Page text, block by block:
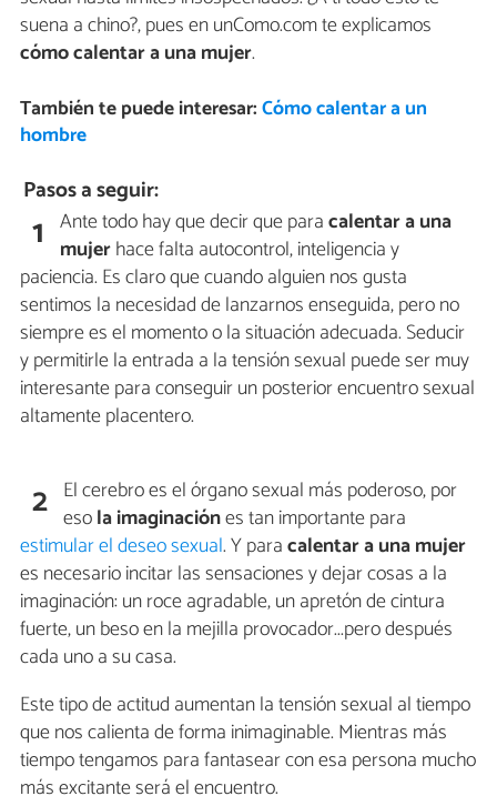
suena a chino?, pues en unComo.com te explicamos
cómo calentar a una mujer.
También te puede interesar:Cómo calentar a un
hombre
Pasos a seguir:
1 Ante todo hay que decir que paracalentar a una
mujerhace falta autocontrol, inteligencia y
paciencia. Es claro que cuando alguien nos gusta
sentimos la necesidad de lanzarnos enseguida, pero no
siempre es el momento o la situación adecuada. Seducir
y permitirle la entrada a la tensión sexual puede ser muy
interesante para conseguir un posterior encuentro sexual
altamente placentero.
2 El cerebro es el órgano sexual más poderoso, por
esola imaginaciónes tan importante para
estimular el deseo sexual. Y paracalentar a una mujer
es necesario incitar las sensaciones y dejar cosas a la
imaginación: un roce agradable, un apretón de cintura
fuerte, un beso en la mejilla provocador...pero después
cada uno a su casa.
Este tipo de actitud aumentan la tensión sexual al tiempo
que nos calienta de forma inimaginable. Mientras más
tiempo tengamos para fantasear con esa persona mucho
más excitante será el encuentro.